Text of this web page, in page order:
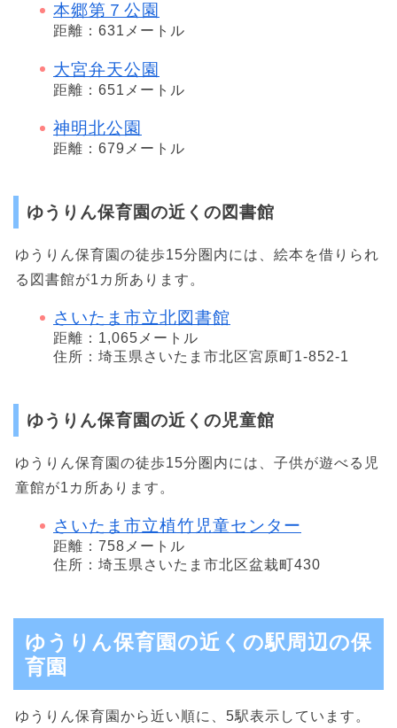
本郷第７公園
距離：631メートル
大宮弁天公園
距離：651メートル
神明北公園
距離：679メートル
ゆうりん保育園の近くの図書館
ゆうりん保育園の徒歩15分圏内には、絵本を借りられ
る図書館が1カ所あります。
さいたま市立北図書館
距離：1,065メートル
住所：埼玉県さいたま市北区宮原町1-852-1
ゆうりん保育園の近くの児童館
ゆうりん保育園の徒歩15分圏内には、子供が遊べる児
童館が1カ所あります。
さいたま市立植竹児童センター
距離：758メートル
住所：埼玉県さいたま市北区盆栽町430
ゆうりん保育園の近くの駅周辺の保
育園
ゆうりん保育園から近い順に、5駅表示しています。